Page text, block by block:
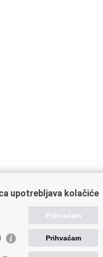
upotrebljava kolačiće
Prihvaćam
Prihvaćam